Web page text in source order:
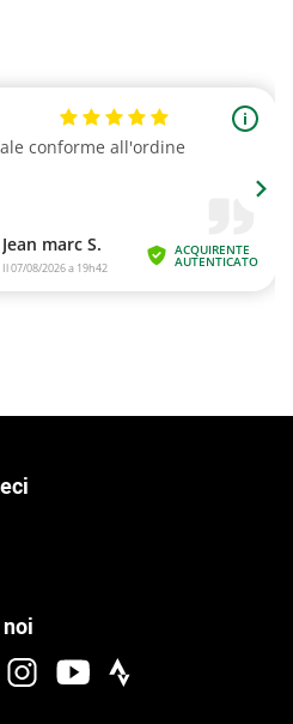
InstagramYoutubeStrava